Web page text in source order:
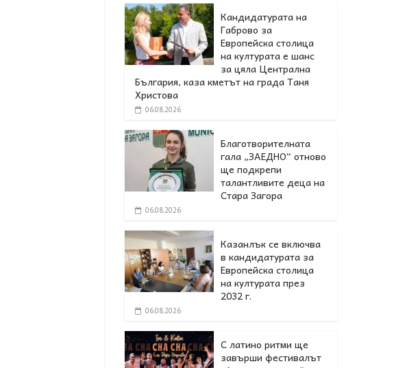
Кандидатурата на
Габрово за
Европейска столица
на културата е шанс
за цяла Централна
България, каза кметът на града Таня
Христова
06.08.2026
Благотворителната
гала „ЗАЕДНО“ отново
ще подкрепи
талантливите деца на
Стара Загора
06.08.2026
Казанлък се включва
в кандидатурата за
Европейска столица
на културата през
2032 г.
06.08.2026
С латино ритми ще
завърши фестивалът